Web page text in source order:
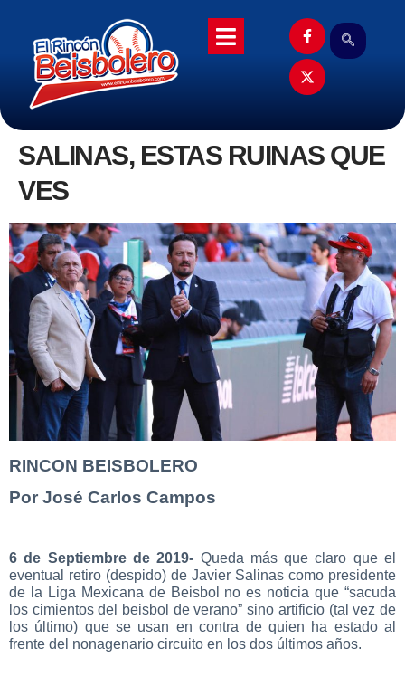
SALINAS, ESTAS RUINAS QUE
VES
RINCON BEISBOLERO
Por José Carlos Campos
6 de Septiembre de 2019- Queda más que claro que el
eventual retiro (despido) de Javier Salinas como presidente
de la Liga Mexicana de Beisbol no es noticia que “sacuda
los cimientos del beisbol de verano” sino artificio (tal vez de
los último) que se usan en contra de quien ha estado al
frente del nonagenario circuito en los dos últimos años.